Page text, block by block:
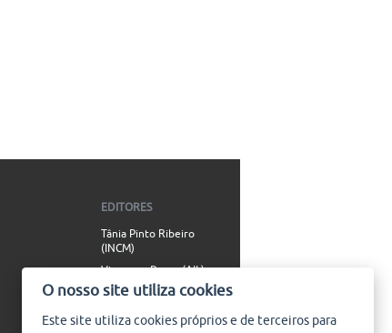
EDITORES
Tânia Pinto Ribeiro
(INCM)
Vincenzo Russo (AIL)
Simão Valente (AIL)
CONTACTO
O nosso site utiliza cookies
Este site utilizacookies próprios e de terceiros para